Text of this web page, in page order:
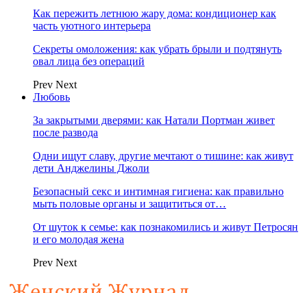
Как пережить летнюю жару дома: кондиционер как
часть уютного интерьера
Секреты омоложения: как убрать брыли и подтянуть
овал лица без операций
Prev Next
Любовь
За закрытыми дверями: как Натали Портман живет
после развода
Одни ищут славу, другие мечтают о тишине: как живут
дети Анджелины Джоли
Безопасный секс и интимная гигиена: как правильно
мыть половые органы и защититься от…
От шуток к семье: как познакомились и живут Петросян
и его молодая жена
Prev Next